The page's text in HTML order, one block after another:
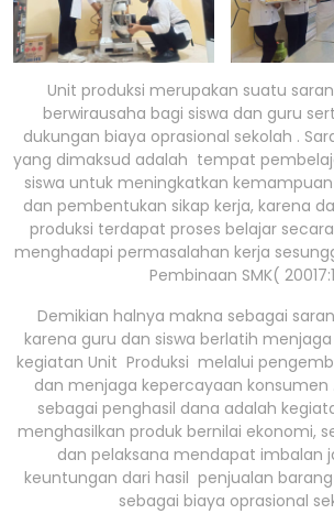
Unit produksi merupakan suatu
berwirausaha bagi siswa dan guru
dukungan biaya oprasional sekolah .
yang dimaksud adalah tempat
siswa untuk meningkatkan
dan pembentukan sikap kerja, karena
produksi terdapat proses belajar
menghadapi permasalahan kerja
Pembinaan SMK(
Demikian halnya makna sebagai
karena guru dan siswa berlatih
kegiatan Unit Produksi melalui
dan menjaga kepercayaan konsumen
sebagai penghasil dana adalah
menghasilkan produk bernilai ekonomi,
dan pelaksana mendapat imbalan
keuntungan dari hasil penjualan
sebagai biaya oprasional